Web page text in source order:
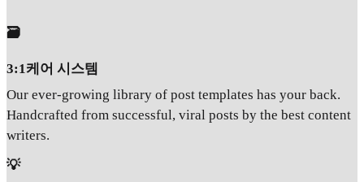
🗃️
3:1케어 시스템
Our ever-growing library of post templates has your back.
Handcrafted from successful, viral posts by the best content
writers.
💡